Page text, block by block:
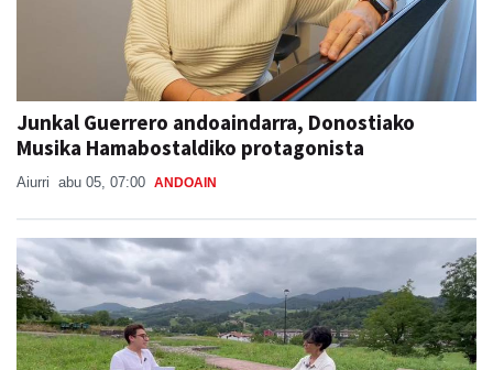
Junkal Guerrero andoaindarra, Donostiako
Musika Hamabostaldiko protagonista
Aiurri abu 05, 07:00 ANDOAIN